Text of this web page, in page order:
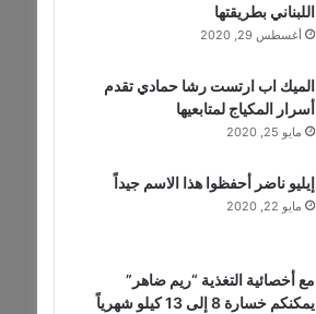
اللبناني بطريقتها
أغسطس 29, 2020
الميك اب ارتست رشا حمادي تقدم
أسرار المكياج لمتابعيها
مايو 25, 2020
إيليو ناضر أحفظوا هذا الاسم جيداً
مايو 22, 2020
مع أخصائية التغذية “ريم ضاهر”
يمكنكم خسارة 8 إلى 13 كيلو شهرياً